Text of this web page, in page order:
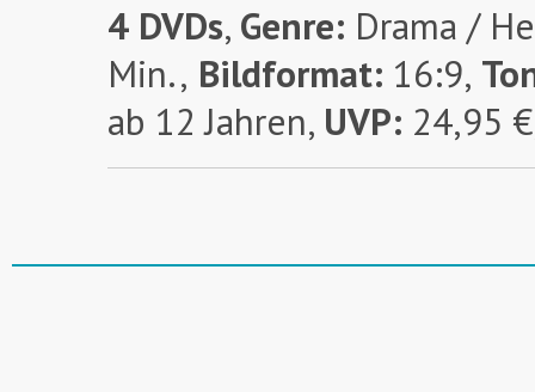
4 DVDs, Genre: Drama /
Min., Bildformat: 16:9,
ab 12 Jahren, UVP: 24,95